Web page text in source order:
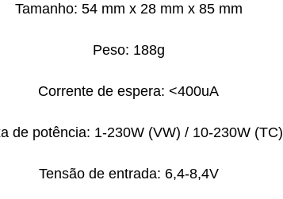
Tamanho: 54 mm x 28 mm x 85 mm
Peso: 188g
Corrente de espera: <400uA
de potência: 1-230W (VW) / 10-230W (TC)
Tensão de entrada: 6,4-8,4V